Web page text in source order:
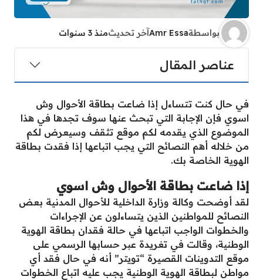
بواسطةAmr Essaآخر تحديثمنذ 3 سنوات
عناصر المقال
في حال كنت تتساءل إذا ضاعت بطاقة الأحوال وش
اسوي فإن الإجابة التي تبحث عنها سوف تجدها في هذا
الموضوع الذي يقدمه لكم موقع تثقف وسيعرض لكم
من خلاله أهم النصائح التي يجب اتباعها إذا فقدت بطاقة
الهوية الخاصة بك.
إذا ضاعت بطاقة الأحوال وش اسوي
لقد أوضحت وكالة وزارة الداخلية للأحوال المدنية بعض
النصائح للمواطنين الذين يتساءلون عن الإجراءات
والخطوات الواجب اتباعها في حالة فقدان بطاقة الهوية
الوطنية، وقالت في تغريدة عبر حسابها الرسمي على
موقع التدوينات القصيرة “تويتر” أنه في حال فقد أي
مواطن لبطاقة الهوية الوطنية يجب عليه اتباع الخطوات